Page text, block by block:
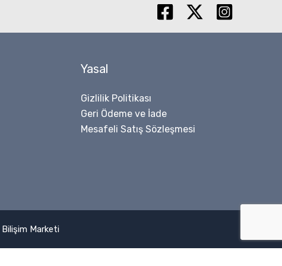
Yasal
Gizlilik Politikası
Geri Ödeme ve İade
Mesafeli Satış Sözleşmesi
Bilişim Marketi